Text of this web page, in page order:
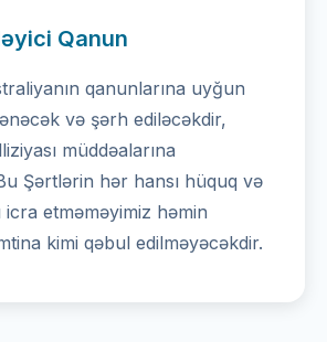
Qanun
qanunlarına uyğun
və şərh ediləcəkdir,
müddəalarına
Şərtlərin hər hansı hüquq və
icra etməməyimiz həmin
kimi qəbul edilməyəcəkdir.